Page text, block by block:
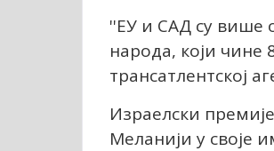
''ЕУ и САД су више
народа, који чине
трансатлентској
Израелски
Меланији у своје